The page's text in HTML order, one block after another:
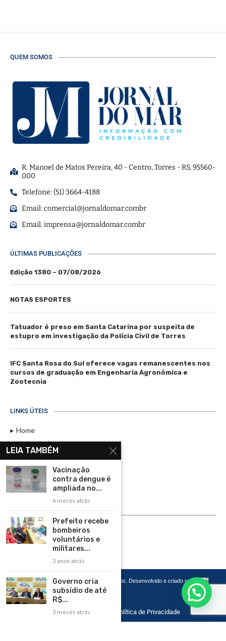
QUEM SOMOS
R. Manoel de Matos Pereira, 40 - Centro, Torres - RS, 95560-
000
Telefone: (51) 3664-4188
Email:comercial@jornaldomar.combr
Email:imprensa@jornaldomar.combr
ÚLTIMAS PUBLICAÇÕES
Edição 1380 – 07/08/2026
NOTAS ESPORTES
Tatuador é preso em Santa Catarina por suspeita de
estupro em investigação da Polícia Civil de Torres
IFC Santa Rosa do Sul oferece vagas remanescentes nos
cursos de graduação em Engenharia Agronômica e
Zootecnia
LINKS ÚTEIS
Home
Assinar
Contato
Política de Privacidade
Rádio Maristela - Ao Vivo
ASSINE
Copyright 2026 – Todos os Direitos Reservados. Desenvolvido e criado por
Cadô
Agência de Marketing
Home Contato Política de Privacidade
LEIA TAMBÉM
Vacinação
contra dengue é
ampliada no...
6 meses atrás
Prefeito recebe
bombeiros
voluntários e
militares...
3 anos atrás
Governo cria
subsídio de até
R$...
3 meses atrás